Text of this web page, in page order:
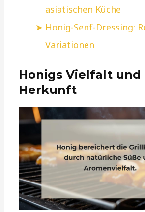
asiatischen Küche
Honig-Senf-Dressing:
Variationen
Honigs Vielfalt und
Herkunft